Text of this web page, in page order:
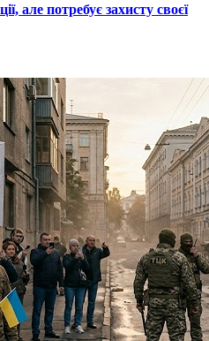
але потребує захисту своєї